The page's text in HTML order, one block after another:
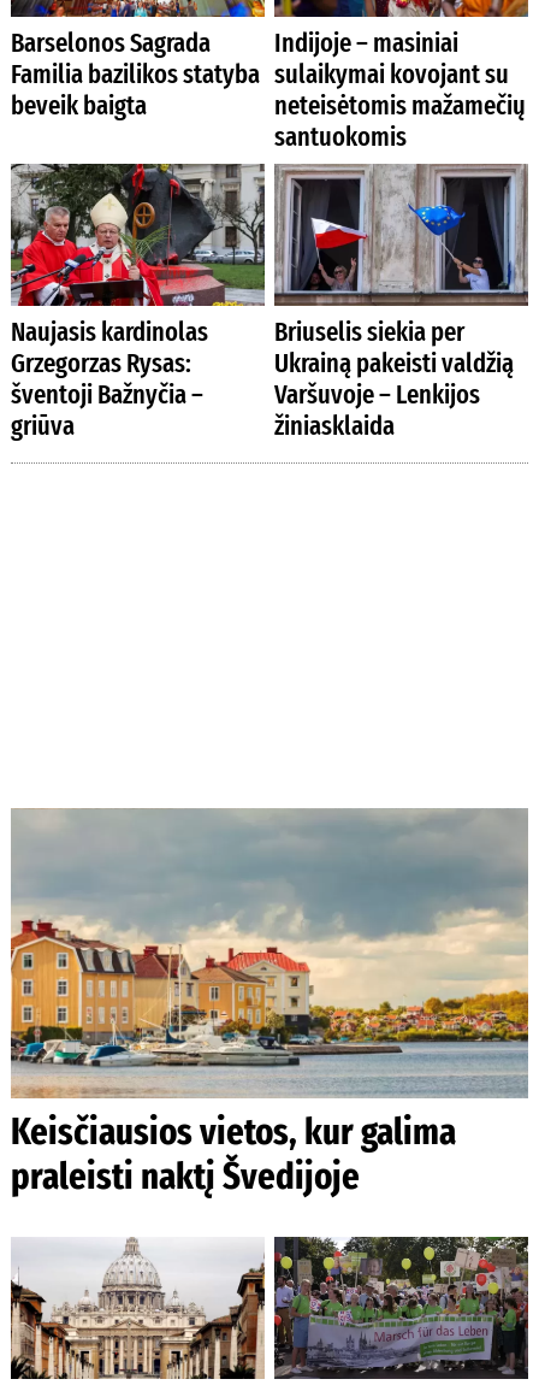
Barselonos Sagrada
Familia bazilikos statyba
beveik baigta
Indijoje – masiniai
sulaikymai kovojant su
neteisėtomis mažamečių
santuokomis
Naujasis kardinolas
Grzegorzas Rysas:
šventoji Bažnyčia –
griūva
Briuselis siekia per
Ukrainą pakeisti valdžią
Varšuvoje – Lenkijos
žiniasklaida
Keisčiausios vietos, kur galima
praleisti naktį Švedijoje